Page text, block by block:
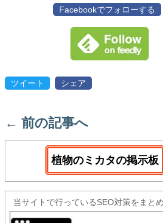
Facebookでフォローする
ツイート シェア
← 前の記事へ
植物のミカタの掲示板
当サイトで行っているSEO対策をまとめ